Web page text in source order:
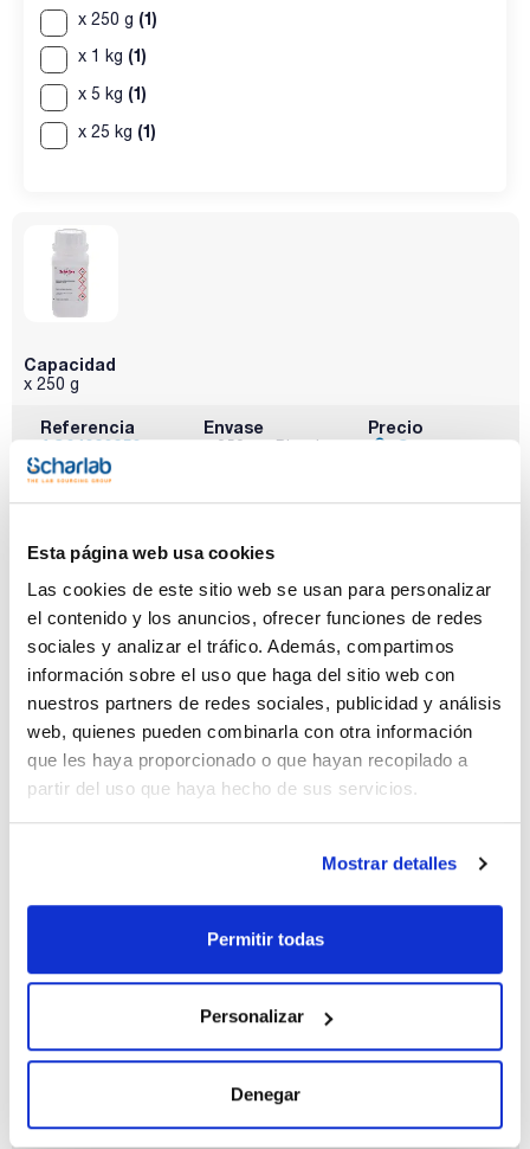
Esta página web usa cookies
Las cookies de este sitio web se usan para personalizar
el contenido y los anuncios, ofrecer funciones de redes
sociales y analizar el tráfico. Además, compartimos
información sobre el uso que haga del sitio web con
nuestros partners de redes sociales, publicidad y análisis
web, quienes pueden combinarla con otra información
que les haya proporcionado o que hayan recopilado a
partir del uso que haya hecho de sus servicios.
Mostrar detalles
Permitir todas
Personalizar
Denegar
diglicina: max. 0,1 %
triglicina: max. 0,1 %
hexametilenotetramina: max. 0,1 %
inpurezas totales: max. 0,1 %
resíduo de calcinación : max. 0,1 %
pérdida por secado (105 °C, 2 h): max. 0,2 %
x 250 g (1)
x 1 kg (1)
x 5 kg (1)
x 25 kg (1)
Capacidad
x 250 g
Referencia
AC04020250
Envase
x 250 g :: Plastic
Precio
Comprar
Disponibilidad
Capacidad
x 1 kg
Ver stock